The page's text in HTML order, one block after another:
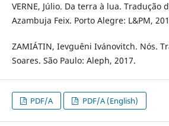
VERNE, Júlio. Da terra à lua. Tradução
Azambuja Feix. Porto Alegre: L&PM,
ZAMIÁTIN, Ievguêni Ivánovitch. Nós.
Soares. São Paulo: Aleph, 2017.
PDF/A PDF/A (English)